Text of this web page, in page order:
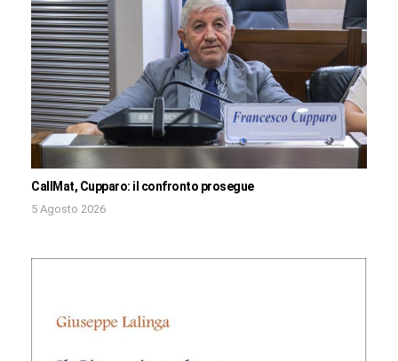
CallMat, Cupparo: il confronto prosegue
5 Agosto 2026